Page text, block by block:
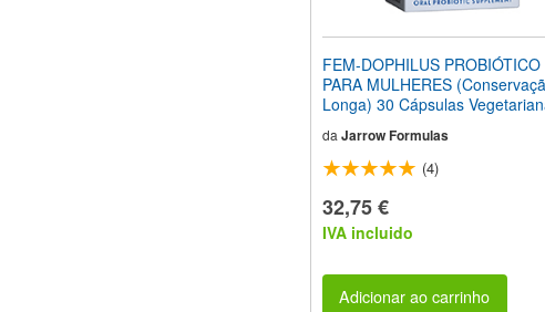
FEM-DOPHILUS PROBIÓTICO
PARA MULHERES
Longa) 30 Cápsulas
da Jarrow Formulas
(4)
32,75 €
IVA incluido
Adicionar ao carrinho